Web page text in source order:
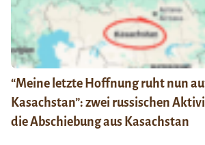
“Meine letzte Hoffnung ruht nun
Kasachstan”: zwei russischen
die Abschiebung aus Kasachstan